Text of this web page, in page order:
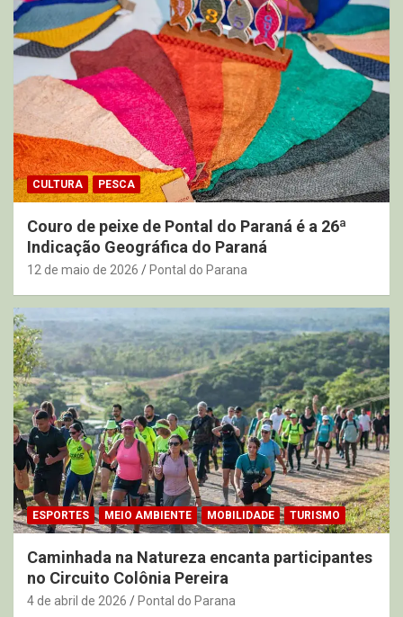
CULTURA PESCA
Couro de peixe de Pontal do Paraná é a 26ª
Indicação Geográfica do Paraná
12 de maio de 2026 Pontal do Parana
ESPORTES MEIO AMBIENTE MOBILIDADE TURISMO
Caminhada na Natureza encanta participantes
no Circuito Colônia Pereira
4 de abril de 2026 Pontal do Parana